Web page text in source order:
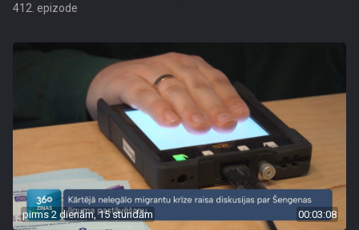
412. epizode
pirms 2 dienām, 15 stundām 00:03:08